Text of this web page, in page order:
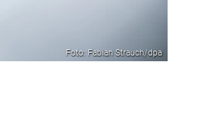
Foto: Fabian Strauch/dpa